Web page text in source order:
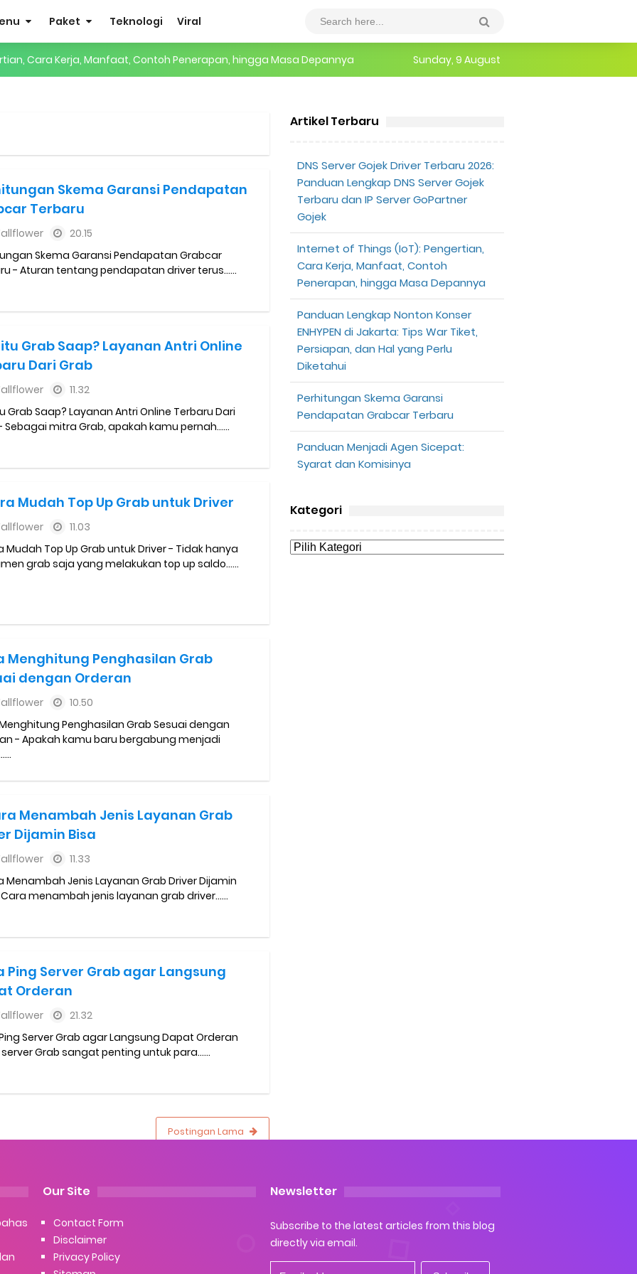
Paket Teknologi Viral
Cara Kerja, Manfaat, Contoh Penerapan, hingga Masa Depannya
Grabcar Terbaru
Diterima
Online Terbaru Dari Grab
Gratis
Sendiri dan Orang Lain
Driver
Online
Akun Gojek Dibekukan
Sesuai dengan Orderan
Mitra Gojek
yang Perlu Kamu Ketahui
dan Mobil 2023
dan Upgrade
Shopeepay
Resi Gosend
Tanpa Potongan
dan Jam Operasionalnya
Gangguan
2026: Panduan Lengkap DNS Server Gojek Terbaru dan IP Server GoPartner Gojek
Sunday, 9 August
Skema Garansi Pendapatan
Terbaru
20.15
Skema Garansi Pendapatan Grabcar
- Aturan tentang pendapatan driver terus......
Grab Saap? Layanan Antri Online
Dari Grab
11.32
Grab Saap? Layanan Antri Online Terbaru Dari
Sebagai mitra Grab, apakah kamu pernah......
Mudah Top Up Grab untuk Driver
11.03
Mudah Top Up Grab untuk Driver - Tidak hanya
grab saja yang melakukan top up saldo......
Menghitung Penghasilan Grab
dengan Orderan
10.50
Penghasilan Grab Sesuai dengan
- Apakah kamu baru bergabung menjadi
Menambah Jenis Layanan Grab
Dijamin Bisa
11.33
Menambah Jenis Layanan Grab Driver Dijamin
menambah jenis layanan grab driver......
Ping Server Grab agar Langsung
Orderan
21.32
Server Grab agar Langsung Dapat Orderan
Grab sangat penting untuk para......
Postingan Lama
Artikel Terbaru
DNS Server Gojek Driver Terbaru 2026:
Panduan Lengkap DNS Server Gojek
Terbaru dan IP Server GoPartner
Gojek
Internet of Things (IoT): Pengertian,
Cara Kerja, Manfaat, Contoh
Penerapan, hingga Masa Depannya
Panduan Lengkap Nonton Konser
ENHYPEN di Jakarta: Tips War Tiket,
Persiapan, dan Hal yang Perlu
Diketahui
Perhitungan Skema Garansi
Pendapatan Grabcar Terbaru
Panduan Menjadi Agen Sicepat:
Syarat dan Komisinya
Kategori
Our Site
Contact Form
Disclaimer
Privacy Policy
Newsletter
Subscribe to the latest articles from this blog
directly via email.